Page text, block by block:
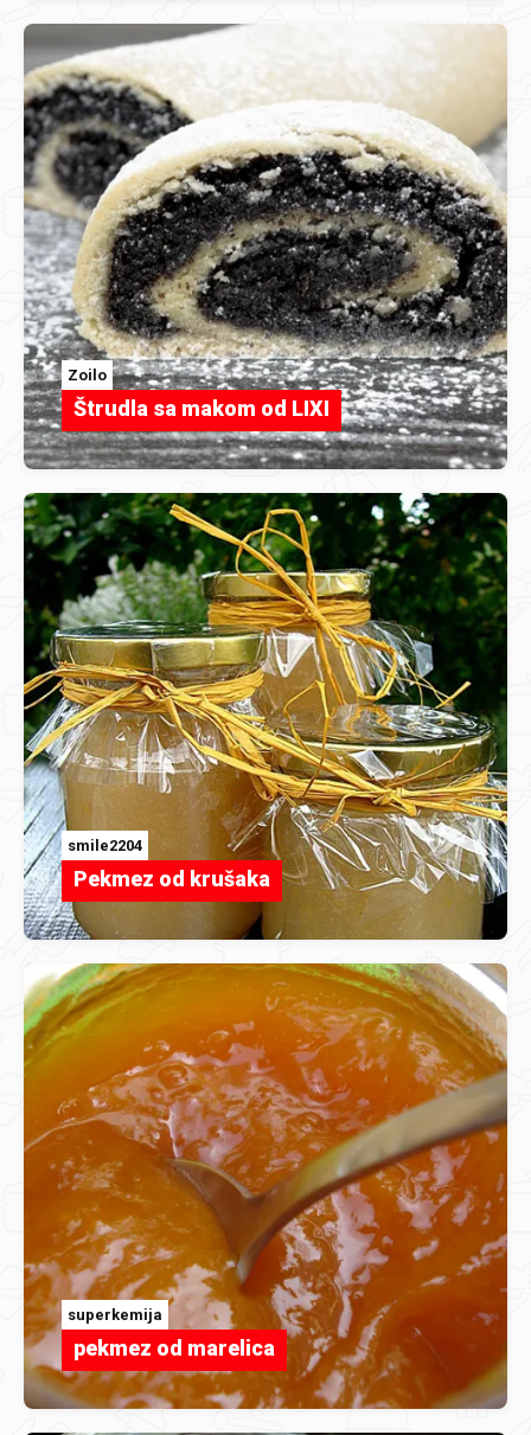
Zoilo
Štrudla sa makom od LIXI
smile2204
Pekmez od krušaka
superkemija
pekmez od marelica